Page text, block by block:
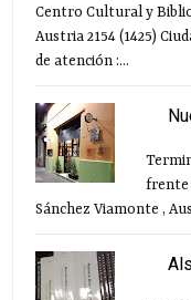
Centro Cultural y
Austria 2154 (1425)
de atención :...
frente
Sánchez Viamonte ,